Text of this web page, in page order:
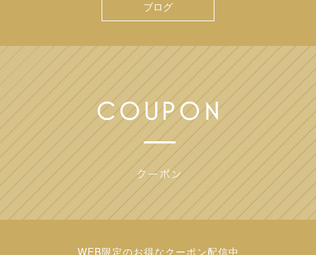
ブログ
WEB限定のお得なクーポン配信中